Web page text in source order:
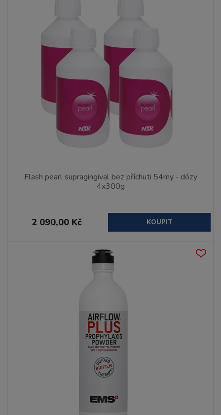
Flash pearl supragingival bez příchuti 54my - dózy
4x300g
2 090,00 Kč KOUPIT